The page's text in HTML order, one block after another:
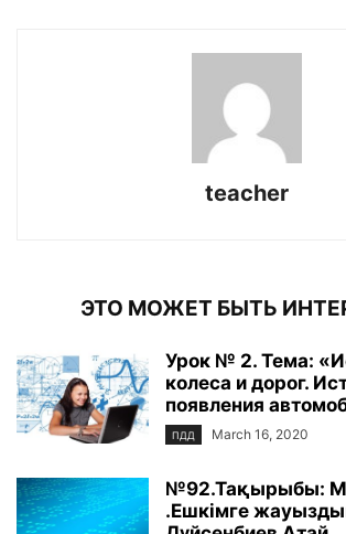
teacher
ЭТО МОЖЕТ БЫТЬ
Урок № 2. Тема:
колеса и дорог.
появления
ПДД March 16, 2020
№92.Тақырыбы:
.Ешкімге